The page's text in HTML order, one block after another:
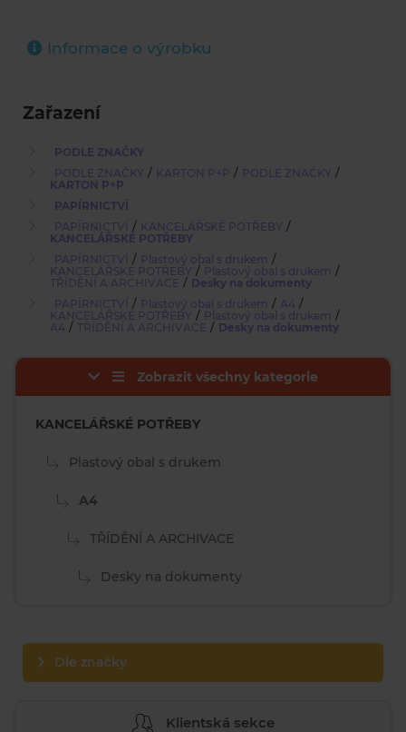
Informace o výrobku
Zařazení
PODLE ZNAČKY
PODLE ZNAČKY / KARTON P+P / PODLE ZNAČKY /
KARTON P+P
PAPÍRNICTVÍ
PAPÍRNICTVÍ / KANCELÁŘSKÉ POTŘEBY /
KANCELÁŘSKÉ POTŘEBY
PAPÍRNICTVÍ / Plastový obal s drukem /
KANCELÁŘSKÉ POTŘEBY / Plastový obal s drukem /
TŘÍDĚNÍ A ARCHIVACE / Desky na dokumenty
PAPÍRNICTVÍ / Plastový obal s drukem / A4 /
KANCELÁŘSKÉ POTŘEBY / Plastový obal s drukem /
A4 / TŘÍDĚNÍ A ARCHIVACE / Desky na dokumenty
Zobrazit všechny kategorie
KANCELÁŘSKÉ POTŘEBY
Plastový obal s drukem
A4
TŘÍDĚNÍ A ARCHIVACE
Desky na dokumenty
Dle značky
Klientská sekce